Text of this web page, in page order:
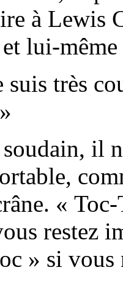
à Lewis
lui-
suis très
il
«
restez
» si